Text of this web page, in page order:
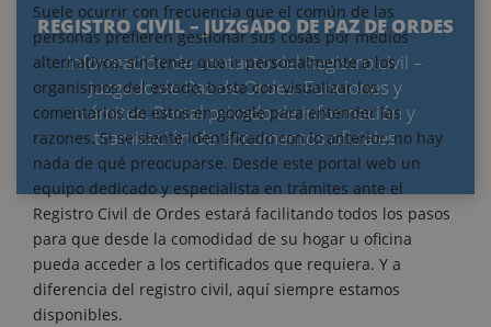
REGISTRO CIVIL – JUZGADO DE PAZ DE ORDES
Información de contacto del Registro civil –
Juzgado de Paz de Ordes. Funciones y
trámites. Portal privado de información y
tramitación de documentos oficiales
Suele ocurrir con frecuencia que el común de las
personas prefieren gestionar sus cosas por medios
alternativos, sin tener que ir personalmente a los
organismos del estado, basta con visualizar los
comentarios de estos en google para entender las
razones. Si se siente identificado con lo anterior, no hay
nada de qué preocuparse. Desde este portal web un
equipo dedicado y especialista en trámites ante el
Registro Civil de Ordes estará facilitando todos los pasos
para que desde la comodidad de su hogar u oficina
pueda acceder a los certificados que requiera. Y a
diferencia del registro civil, aquí siempre estamos
disponibles.